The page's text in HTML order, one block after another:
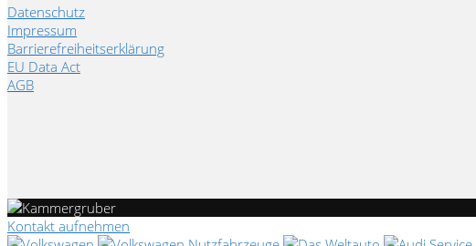
Datenschutz
Impressum
Barrierefreiheitserklärung
EU Data Act
AGB
Kontakt aufnehmen